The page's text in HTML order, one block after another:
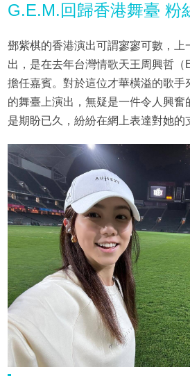
G.E.M.回歸香港舞臺 粉
鄧紫棋的香港演出可謂寥寥可數，上
出，是在去年台灣情歌天王周興哲（
擔任嘉賓。對於這位才華橫溢的歌手
的舞臺上演出，無疑是一件令人興奮
是期盼已久，紛紛在網上表達對她的